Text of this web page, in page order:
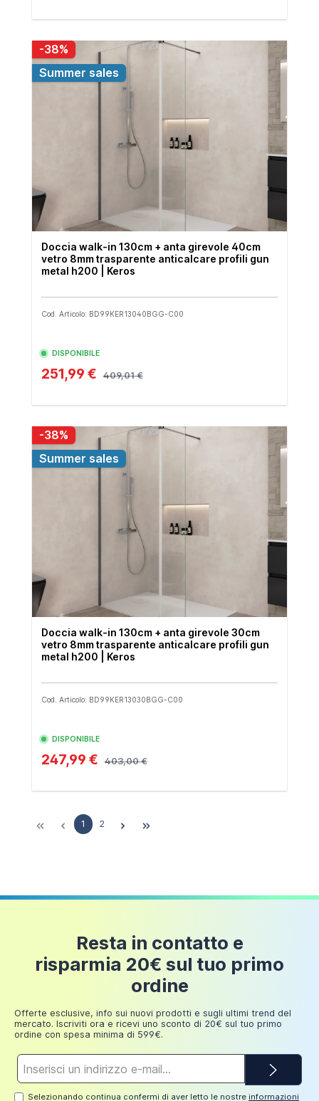
-38%
Summer sales
Doccia walk-in 130cm + anta girevole 40cm
vetro 8mm trasparente anticalcare profili gun
metal h200 | Keros
Cod. Articolo: BD99KER13040BGG-C00
DISPONIBILE
251,99 € 409,01 €
-38%
Summer sales
Doccia walk-in 130cm + anta girevole 30cm
vetro 8mm trasparente anticalcare profili gun
metal h200 | Keros
Cod. Articolo: BD99KER13030BGG-C00
DISPONIBILE
247,99 € 403,00 €
1 2
Resta in contatto e
risparmia 20€ sul tuo primo
ordine
Offerte esclusive, info sui nuovi prodotti e sugli ultimi trend del
mercato. Iscriviti ora e ricevi uno sconto di 20€ sul tuo primo
ordine con spesa minima di 599€.
e-
Selezionando continua confermi di aver letto le nostreinformazioni